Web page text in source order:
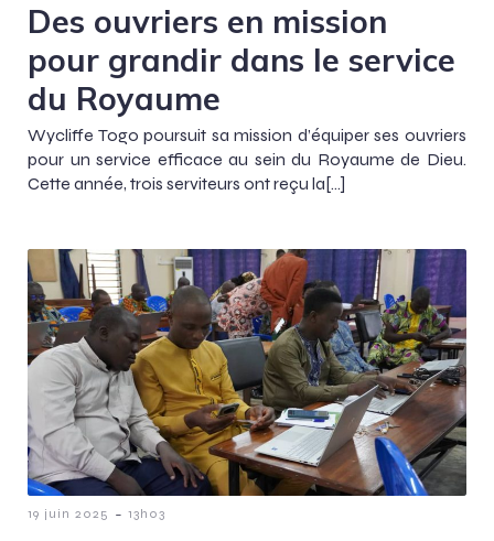
Des ouvriers en mission
pour grandir dans le service
du Royaume
Wycliffe Togo poursuit sa mission d’équiper ses ouvriers
pour un service efficace au sein du Royaume de Dieu.
Cette année, trois serviteurs ont reçu la[…]
19 juin 2025 - 13h03